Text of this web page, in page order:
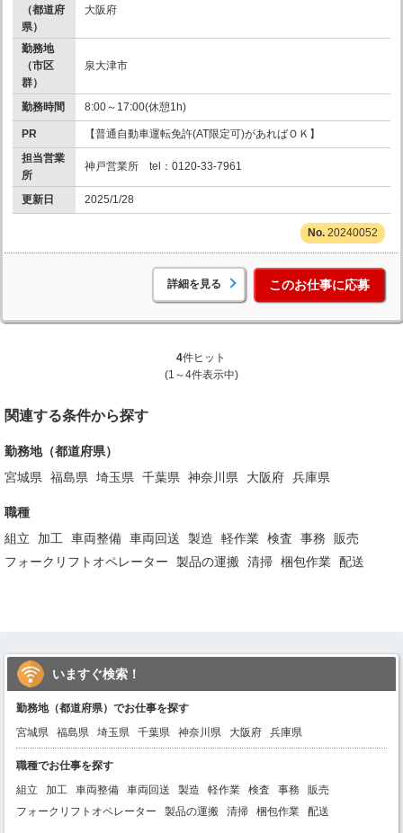
（都道府
県）
大阪府
勤務地
（市区
群）
泉大津市
勤務時間 8:00～17:00(休憩1h)
PR
【普通自動車運転免許(AT限定可)があればＯＫ】
担当営業
所
神戸営業所 tel：0120-33-7961
更新日 2025/1/28
20240052
詳細を見る このお仕事に応募
4件ヒット
(1～4件表示中)
関連する条件から探す
勤務地（都道府県）
宮城県
福島県 埼玉県 千葉県 神奈川県 大阪府 兵庫県
職種
組立
加工 車両整備 車両回送 製造 軽作業 検査 事務
販売
フォークリフトオペレーター
製品の運搬 清掃 梱包作業 配送
いますぐ検索！
勤務地（都道府県）でお仕事を探す
宮城県
福島県 埼玉県 千葉県 神奈川県 大阪府 兵庫県
職種でお仕事を探す
組立
加工 車両整備 車両回送 製造 軽作業 検査 事務
販売
フォークリフトオペレーター
製品の運搬 清掃 梱包作業 配送